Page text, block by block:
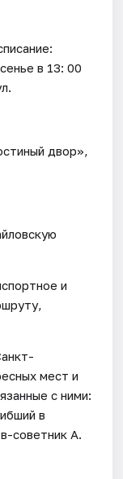
в 13: 00
двор»,
и
мест и
с ними:
в
советник А.